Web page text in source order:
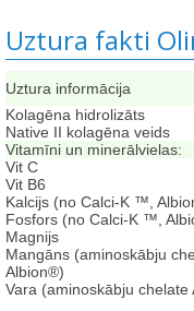
Uztura fakti
Uztura informācija
Kolagēna hidrolizāts
Native II kolagēna veids
Vitamīni un minerālvielas:
Vit C
Vit B6
Kalcijs (no Calci-K ™,
Fosfors (no Calci-K ™,
Magnijs
Mangāns (aminoskābju
Albion®)
Vara (aminoskābju chelate